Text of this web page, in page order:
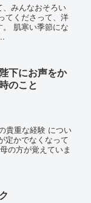
みんなおそろい
てくださって、洋
肌寒い季節にな
下にお声をか
のこと
貴重な経験 につい
定かでなくなって
の方が覚えていま